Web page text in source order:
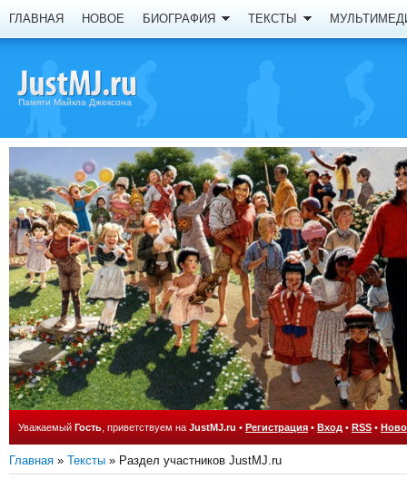
ГЛАВНАЯ НОВОЕ БИОГРАФИЯ ТЕКСТЫ
Памяти Майкла Джексона
Уважаемый Гость , приветствуем на JustMJ.ru • Регистрация • Вход • RSS •
Главная » Тексты » Раздел участников JustMJ.ru